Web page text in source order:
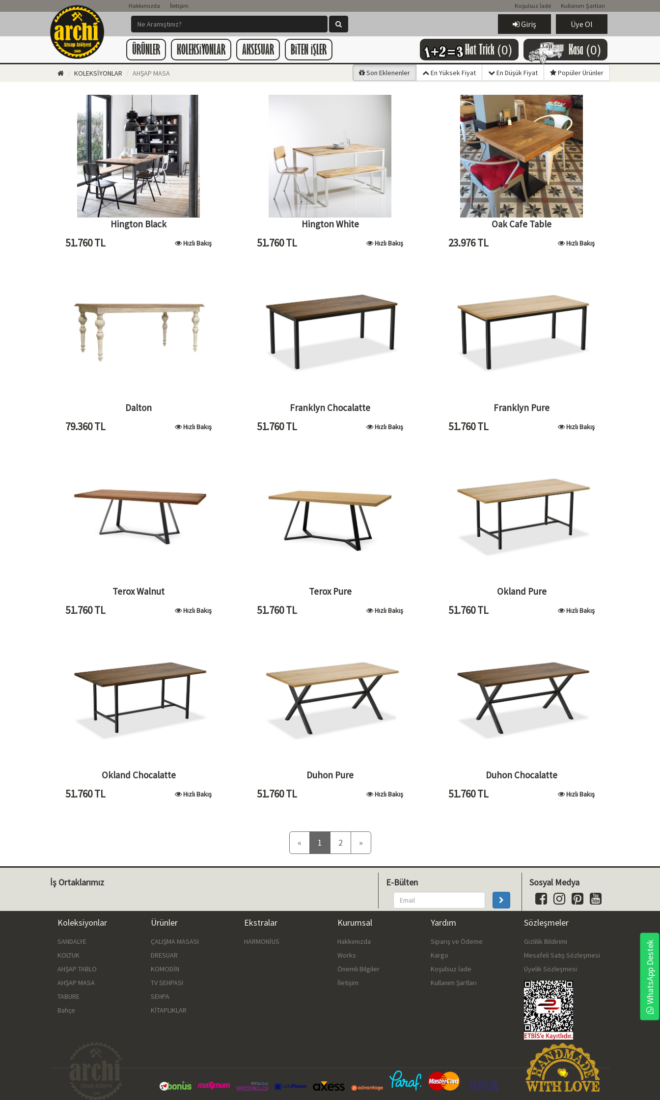
Hakkımızda İletişim Koşulsuz İade Kullanım Şartları
Giriş Üye Ol
ÜRÜNLER KOLEKSiYONLAR AKSESUAR BiTEN iŞLER Hat Trick (0) Kasa (0)
KOLEKSİYONLAR AHŞAP MASA Son Eklenenler En Yüksek Fiyat En Düşük Fiyat Popüler Ürünler
Hington Black
51.760TL Hızlı Bakış
Hington White
51.760TL Hızlı Bakış
Oak Cafe Table
23.976TL Hızlı Bakış
Dalton
79.360TL Hızlı Bakış
Franklyn Chocalatte
51.760TL Hızlı Bakış
Franklyn Pure
51.760TL Hızlı Bakış
Terox Walnut
51.760TL Hızlı Bakış
Terox Pure
51.760TL Hızlı Bakış
Okland Pure
51.760TL Hızlı Bakış
Okland Chocalatte
51.760TL Hızlı Bakış
Duhon Pure
51.760TL Hızlı Bakış
Duhon Chocalatte
51.760TL Hızlı Bakış
«Önceki
1 2 »Sonraki
WhatsApp Destek
İş Ortaklarımız E-Bülten Sosyal Medya
Koleksiyonlar
SANDALYE
KOLTUK
AHŞAP TABLO
AHŞAP MASA
TABURE
Bahçe
Ürünler
ÇALIŞMA MASASI
DRESUAR
KOMODİN
TV SEHPASI
SEHPA
KİTAPLIKLAR
Ekstralar
HARMONİUS
Kurumsal
Hakkımızda
Works
Önemli Bilgiler
İletişim
Yardım
Sipariş ve Ödeme
Kargo
Koşulsuz İade
Kullanım Şartları
Sözleşmeler
Gizlilik Bildirimi
Mesafeli Satış Sözleşmesi
Üyelik Sözleşmesi